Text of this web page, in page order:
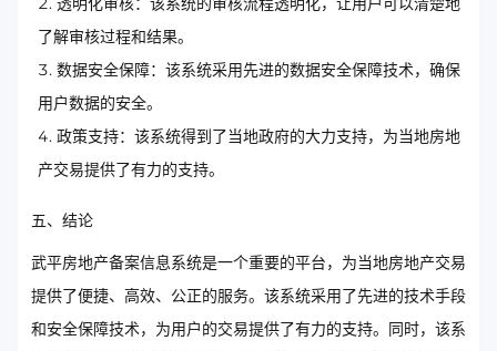
了解审核过程和结果。
数据安全保障：该系统采用先进的数据安全保障技术，确保
用户数据的安全。
政策支持：该系统得到了当地政府的大力支持，为当地房地
产交易提供了有力的支持。
五、结论
武平房地产备案信息系统是一个重要的平台，为当地房地产交易
提供了便捷、高效、公正的服务。该系统采用了先进的技术手段
和安全保障技术，为用户的交易提供了有力的支持。同时，该系